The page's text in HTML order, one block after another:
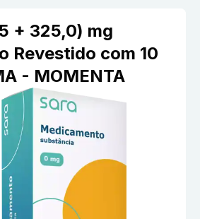
+ 325,0) mg
Revestido com 10
- MOMENTA